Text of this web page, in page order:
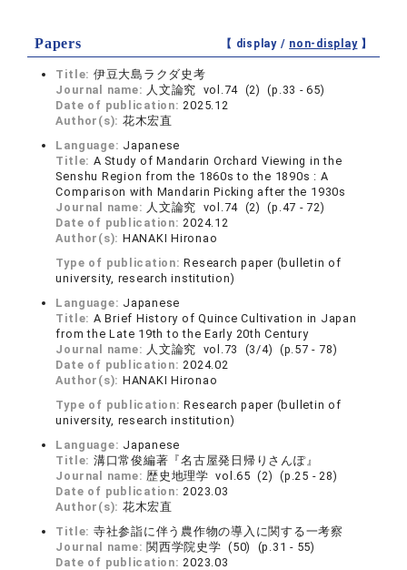
Papers 【 display / non-display】
Title: 伊豆大島ラクダ史考
Journal name: 人文論究 vol.74 (2) (p.33 - 65)
Date of publication:2025.12
Author(s): 花木宏直
Language: Japanese
Title: A Study of Mandarin Orchard Viewing in the
Senshu Region from the 1860s to the 1890s : A
Comparison with Mandarin Picking after the 1930s
Journal name: 人文論究 vol.74 (2) (p.47 - 72)
Date of publication:2024.12
Author(s): HANAKI Hironao
Type of publication:Research paper (bulletin of
university, research institution)
Language: Japanese
Title: A Brief History of Quince Cultivation in Japan
from the Late 19th to the Early 20th Century
Journal name: 人文論究 vol.73 (3/4) (p.57 - 78)
Date of publication:2024.02
Author(s): HANAKI Hironao
Type of publication:Research paper (bulletin of
university, research institution)
Language: Japanese
Title: 溝口常俊編著『名古屋発日帰りさんぽ』
Journal name:歴史地理学 vol.65 (2) (p.25 - 28)
Date of publication:2023.03
Author(s): 花木宏直
Title: 寺社参詣に伴う農作物の導入に関する一考察
Journal name: 関西学院史学 (50) (p.31 - 55)
Date of publication:2023.03